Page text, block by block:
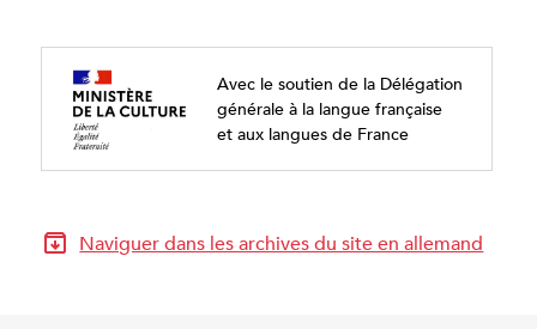
Avec le soutien de la Délégation
générale à la langue française
et aux langues de France
Naviguer dans les archives du site en allemand